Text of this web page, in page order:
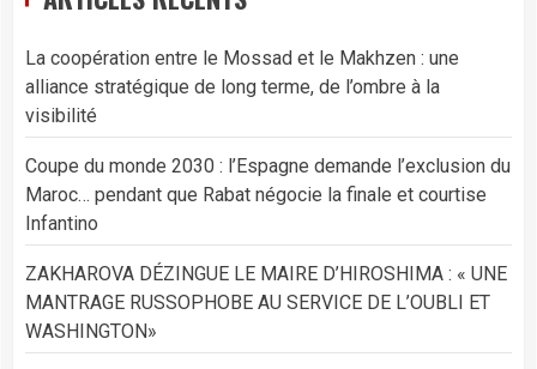
La coopération entre le Mossad et le Makhzen : une
alliance stratégique de long terme, de l’ombre à la
visibilité
Coupe du monde 2030 : l’Espagne demande l’exclusion du
Maroc… pendant que Rabat négocie la finale et courtise
Infantino
ZAKHAROVA DÉZINGUE LE MAIRE D’HIROSHIMA : « UNE
MANTRAGE RUSSOPHOBE AU SERVICE DE L’OUBLI ET
WASHINGTON»